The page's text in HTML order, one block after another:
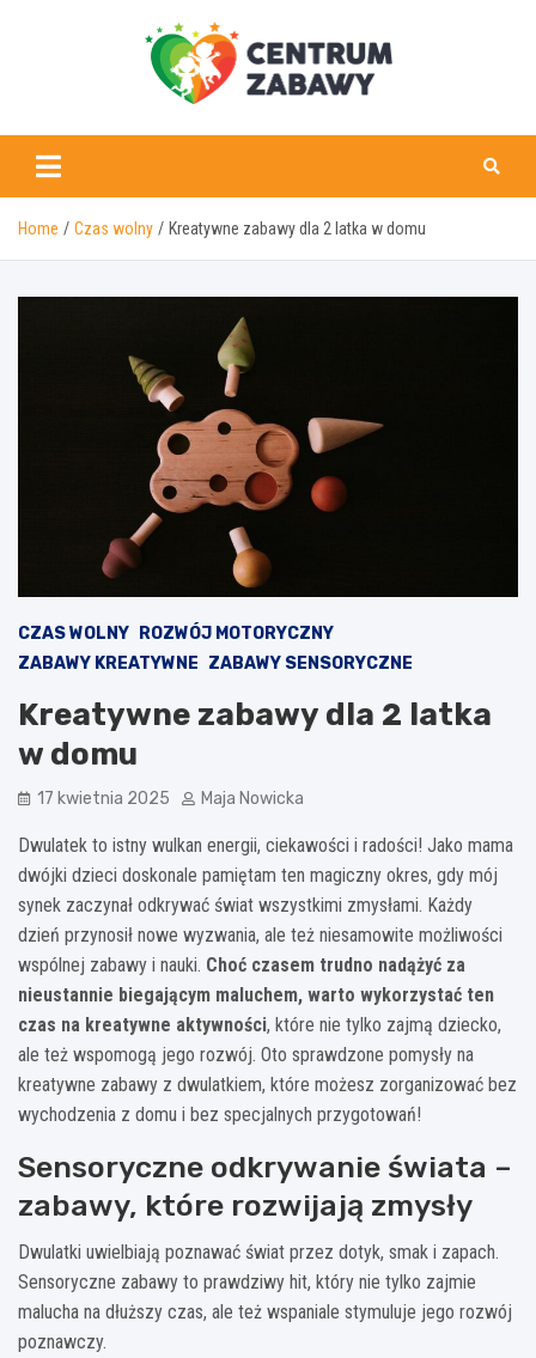
centrumzabawy.pl
Home Czas wolny Kreatywne zabawy dla 2 latka w domu
CZAS WOLNY
ROZWÓJ MOTORYCZNY
ZABAWY KREATYWNE ZABAWY SENSORYCZNE
Kreatywne zabawy dla 2 latka
w domu
17 kwietnia 2025 Maja Nowicka
Dwulatek to istny wulkan energii, ciekawości i radości! Jako mama
dwójki dzieci doskonale pamiętam ten magiczny okres, gdy mój
synek zaczynał odkrywać świat wszystkimi zmysłami. Każdy
dzień przynosił nowe wyzwania, ale też niesamowite możliwości
wspólnej zabawy i nauki. Choć czasem trudno nadążyć za
nieustannie biegającym maluchem, warto wykorzystać ten
czas na kreatywne aktywności, które nie tylko zajmą dziecko,
ale też wspomogą jego rozwój. Oto sprawdzone pomysły na
kreatywne zabawy z dwulatkiem, które możesz zorganizować bez
wychodzenia z domu i bez specjalnych przygotowań!
Sensoryczne odkrywanie świata –
zabawy, które rozwijają zmysły
Dwulatki uwielbiają poznawać świat przez dotyk, smak i zapach.
Sensoryczne zabawy to prawdziwy hit, który nie tylko zajmie
malucha na dłuższy czas, ale też wspaniale stymuluje jego rozwój
poznawczy.